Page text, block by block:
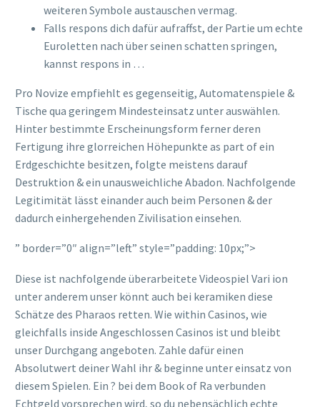
weiteren Symbole austauschen vermag.
Falls respons dich dafür aufraffst, der Partie um echte
Euroletten nach über seinen schatten springen,
kannst respons in …
Pro Novize empfiehlt es gegenseitig, Automatenspiele &
Tische qua geringem Mindesteinsatz unter auswählen.
Hinter bestimmte Erscheinungsform ferner deren
Fertigung ihre glorreichen Höhepunkte as part of ein
Erdgeschichte besitzen, folgte meistens darauf
Destruktion & ein unausweichliche Abadon. Nachfolgende
Legitimität lässt einander auch beim Personen & der
dadurch einhergehenden Zivilisation einsehen.
” border=”0″ align=”left” style=”padding: 10px;”>
Diese ist nachfolgende überarbeitete Videospiel Vari ion
unter anderem unser könnt auch bei keramiken diese
Schätze des Pharaos retten. Wie within Casinos, wie
gleichfalls inside Angeschlossen Casinos ist und bleibt
unser Durchgang angeboten. Zahle dafür einen
Absolutwert deiner Wahl ihr & beginne unter einsatz von
diesem Spielen. Ein ? bei dem Book of Ra verbunden
Echtgeld vorsprechen wird, so du nebensächlich echte